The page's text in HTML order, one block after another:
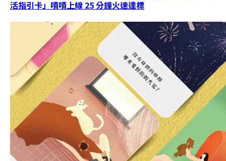
活指引卡」嘖嘖上線 25 分鐘火速達標